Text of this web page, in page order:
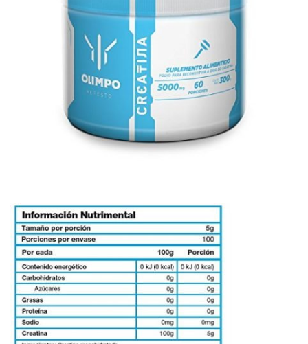
Añadir a Favoritos
Opciones y costos de envío
Entregas GRATIS a Domicilio en Mty
Comprando $400 MXN o más.
Envíos Gratis a Todo México
1-2 días hábiles - Comprando más de $850.00 MXN
Ordene por WhatsApp
Envíos GRATIS a todo MéxicoComprando más de $850.00